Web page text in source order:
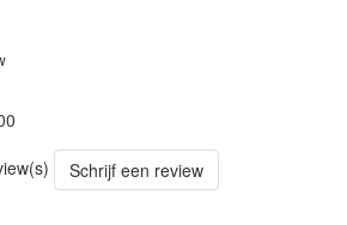
Schrijf een review